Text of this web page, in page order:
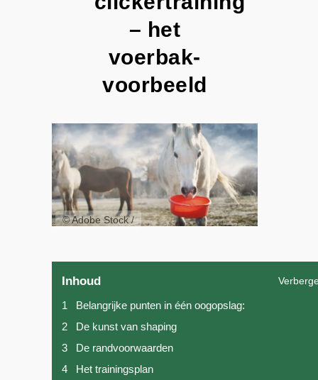
– het
voerbak-
voorbeeld
© Adobe Stock /
Inhoud
1
Belangrijke punten in één oogopslag:
2
De kunst van shaping
3
De randvoorwaarden
4
Het trainingsplan